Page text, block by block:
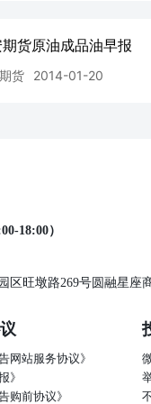
货原油成品油早报
货 2014-01-20
18:00）
区旺墩路269号圆融星座
网站服务协议》
》
购前协议》